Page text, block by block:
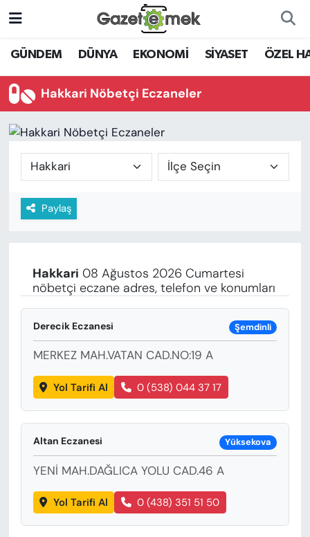
GÜNDEM DÜNYA EKONOMİ SİYASET ÖZEL
Hakkari Nöbetçi Eczaneler
Paylaş
Hakkari 08 Ağustos 2026 Cumartesi
nöbetçi eczane adres, telefon ve konumları
Derecik Eczanesi Şemdinli
MERKEZ MAH.VATAN CAD.NO:19 A
Yol Tarifi Al 0 (538) 044 37 17
Altan Eczanesi Yüksekova
YENİ MAH.DAĞLICA YOLU CAD.46 A
Yol Tarifi Al 0 (438) 351 51 50
DÜNYA
EKONOMİ
YENİ MEDYADA EMEK
GAZETECİLİĞİNİ GELİŞTİRMEK
FAYDALI BİLGİLER
EĞİTİM
SAĞLIK
SPOR
KÜLTÜR-SANAT
MAGAZİN
ÖZEL HABER
YAZAR KÖŞESİ
Nöbetçi Eczaneler
Hava Durumu
Trafik Durumu
Haber Arşivi